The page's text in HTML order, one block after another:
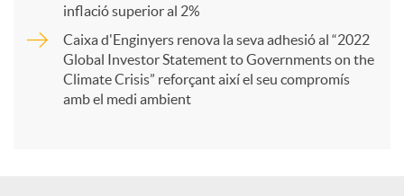
inflació superior al 2%
Caixa d'Enginyers renova la seva adhesió al “2022
Global Investor Statement to Governments on the
Climate Crisis” reforçant així el seu compromís
amb el medi ambient